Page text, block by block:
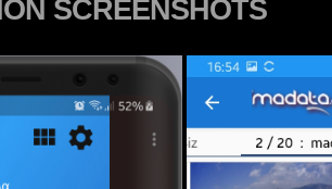
SCREENSHOTS